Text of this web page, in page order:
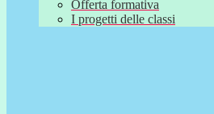
Offerta formativa
I progetti delle classi